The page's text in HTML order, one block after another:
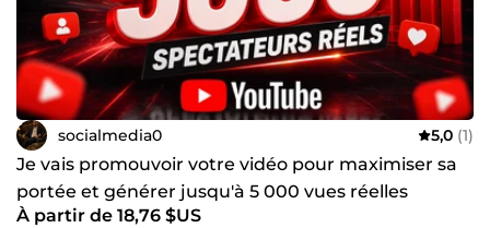
socialmedia0 5,0 (1)
Je vais promouvoir votre vidéo pour maximiser sa
portée et générer jusqu'à 5 000 vues réelles
À partir de 18,76 $US